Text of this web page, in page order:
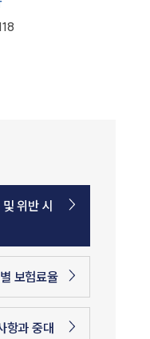
위반 시
보험료율
항과 중대